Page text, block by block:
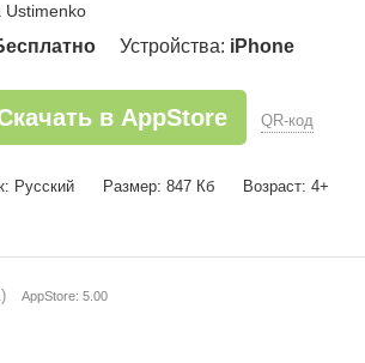
Ustimenko
Устройства: iPhone
в AppStore QR-код
Русский Размер: 847 Кб Возраст: 4+
AppStore: 5.00